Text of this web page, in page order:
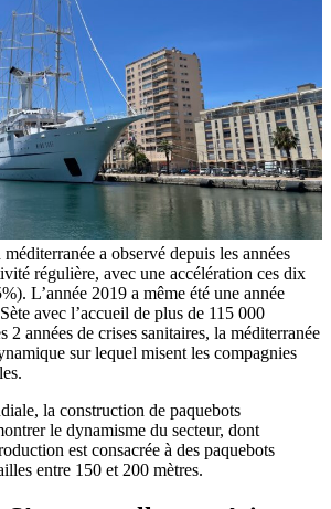
a observé depuis les années
régulière, avec une accélération ces dix
L’année 2019 a même été une année
avec l’accueil de plus de 115 000
2 années de crises sanitaires, la méditerranée
sur lequel misent les compagnies
la construction de paquebots
le dynamisme du secteur, dont
est consacrée à des paquebots
entre 150 et 200 mètres.